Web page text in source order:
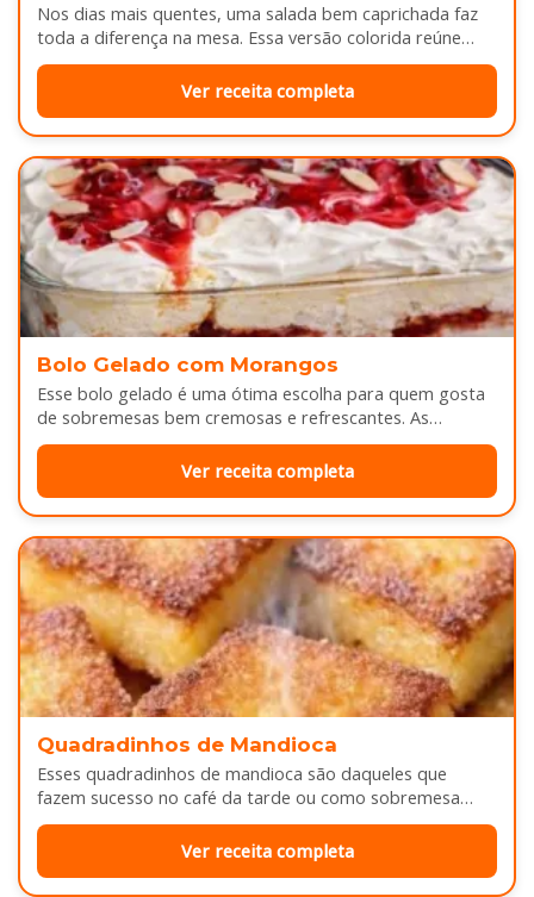
Nos dias mais quentes, uma salada bem caprichada faz
toda a diferença na mesa. Essa versão colorida reúne
legumes cozidos…
Ver receita completa
Bolo Gelado com Morangos
Esse bolo gelado é uma ótima escolha para quem gosta
de sobremesas bem cremosas e refrescantes. As
camadas de massa…
Ver receita completa
Quadradinhos de Mandioca
Esses quadradinhos de mandioca são daqueles que
fazem sucesso no café da tarde ou como sobremesa
depois do almoço. Por…
Ver receita completa